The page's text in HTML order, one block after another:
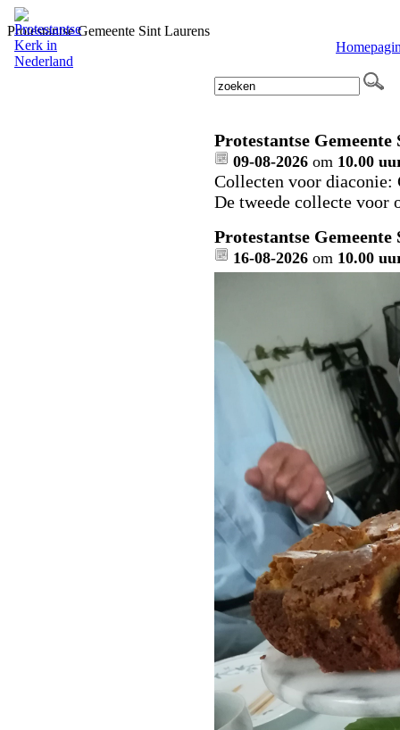
Protestantse Gemeente Sint Laurens
Protestantse
09-08-2026 om 10.00
Collecten voor diaconie:
De tweede collecte voor
Protestantse
16-08-2026 om 10.00